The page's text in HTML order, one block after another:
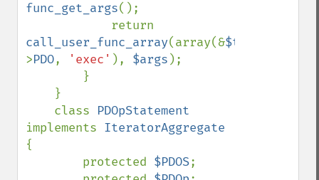
func_get_args();
call_user_func_array(array(&$this
>PDO, 'exec' ), $args );
    class
implements
{
        protected
$PDOS;